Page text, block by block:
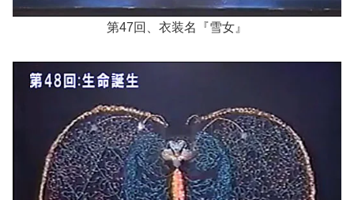
第47回、衣装名『雪女』